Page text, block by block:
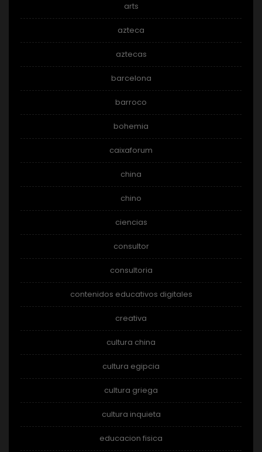
arts
azteca
aztecas
barcelona
barroco
bohemia
caixaforum
china
chino
ciencias
consultor
consultoria
contenidos educativos digitales
creativa
cultura china
cultura egipcia
cultura griega
cultura inquieta
educacion fisica